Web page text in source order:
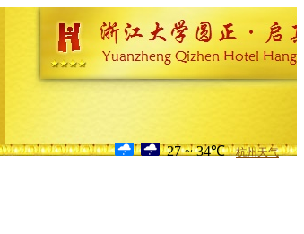
27 ~ 34℃ 杭州天气